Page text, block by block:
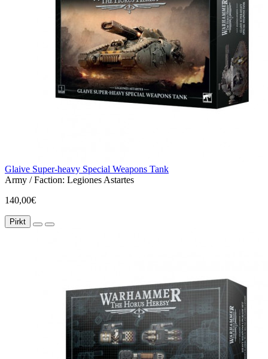
Glaive Super-heavy Special Weapons Tank
Army / Faction: Legiones Astartes
140,00€
Pirkt